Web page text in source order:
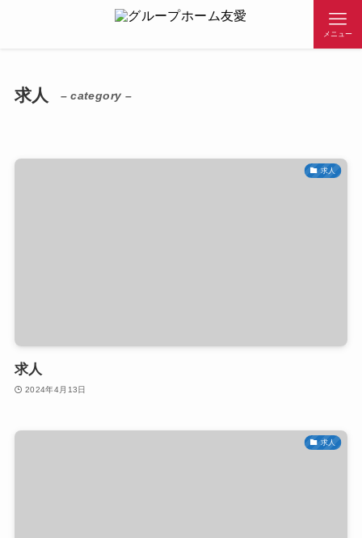
メニュー
求人 – category –
求人
求人
2024年4月13日
求人